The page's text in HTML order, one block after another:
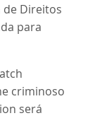
de Direitos
para
criminoso
será